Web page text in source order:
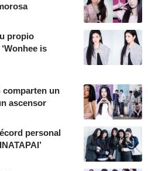
propio
is
comparten un
ascensor
personal